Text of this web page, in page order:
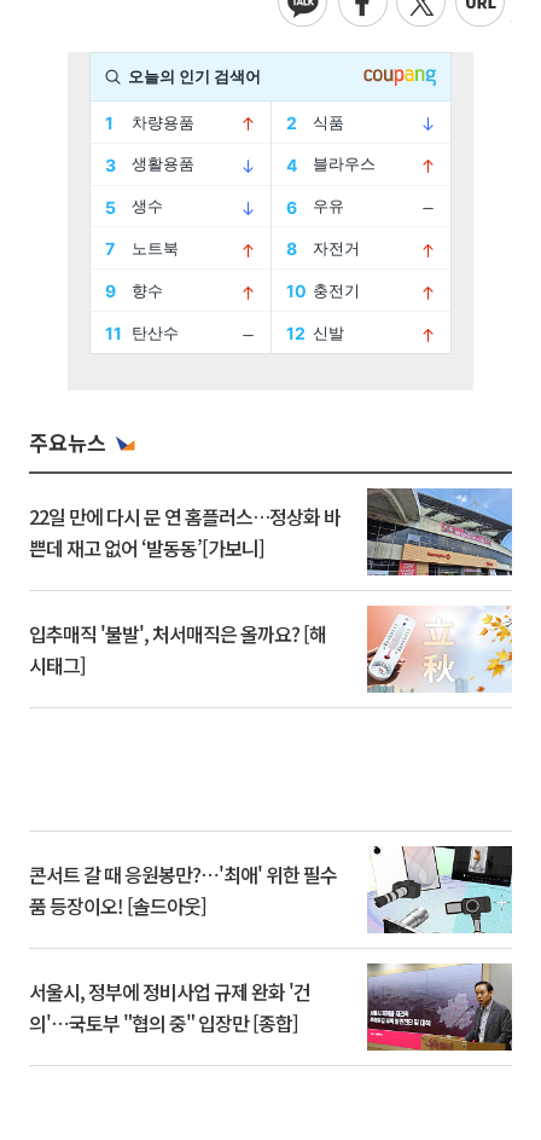
주요뉴스
22일 만에 다시 문 연 홈플러스…정상화 바
쁜데 재고 없어 ‘발동동’[가보니]
입추매직 '불발', 처서매직은 올까요? [해
시태그]
콘서트 갈 때 응원봉만?⋯'최애' 위한 필수
품 등장이오! [솔드아웃]
서울시, 정부에 정비사업 규제 완화 '건
의'⋯국토부 "협의 중" 입장만 [종합]